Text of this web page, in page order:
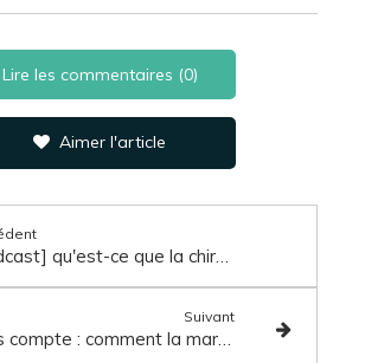
Lire les commentaires (0)
Aimer l'article
[Podcast] qu'est-ce que la chiro ?
Suivant